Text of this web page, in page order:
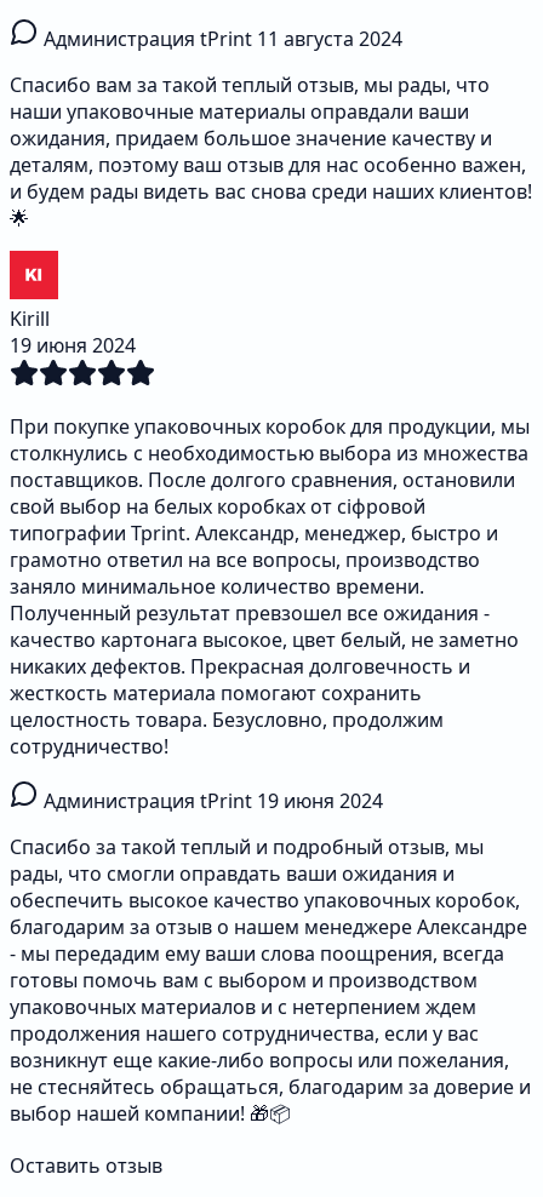
Администрация tPrint 11 августа 2024
Спасибо вам за такой теплый отзыв, мы рады, что
наши упаковочные материалы оправдали ваши
ожидания, придаем большое значение качеству и
деталям, поэтому ваш отзыв для нас особенно важен,
и будем рады видеть вас снова среди наших клиентов!
🌟
Kirill
19 июня 2024
При покупке упаковочных коробок для продукции, мы
столкнулись с необходимостью выбора из множества
поставщиков. После долгого сравнения, остановили
свой выбор на белых коробках от ciфровой
типографии Tprint. Александр, менеджер, быстро и
грамотно ответил на все вопросы, производство
заняло минимальное количество времени.
Полученный результат превзошел все ожидания -
качество картонага высокое, цвет белый, не заметно
никаких дефектов. Прекрасная долговечность и
жесткость материала помогают сохранить
целостность товара. Безусловно, продолжим
сотрудничество!
Администрация tPrint 19 июня 2024
Спасибо за такой теплый и подробный отзыв, мы
рады, что смогли оправдать ваши ожидания и
обеспечить высокое качество упаковочных коробок,
благодарим за отзыв о нашем менеджере Александре
- мы передадим ему ваши слова поощрения, всегда
готовы помочь вам с выбором и производством
упаковочных материалов и с нетерпением ждем
продолжения нашего сотрудничества, если у вас
возникнут еще какие-либо вопросы или пожелания,
не стесняйтесь обращаться, благодарим за доверие и
выбор нашей компании! 🎁📦
Оставить отзыв